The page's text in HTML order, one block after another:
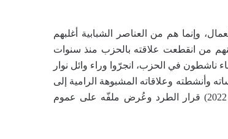
ليسوا أعضاء في حزب العمال، وإنما هم من العناصر الشبابية أغلبهم
من انقطعت علاقته بالحزب منذ سنوات
في الحزب، انجرّوا وراء وائل نوار
وأنشطته وعلاقاته المشبوهة الرامية إلى
تخريب الحزب من الداخل واتخذت في شأنه منذ حوالي شهرين (19 فيفري 2022) قرار الطرد وعُرض ملفّه على عموم